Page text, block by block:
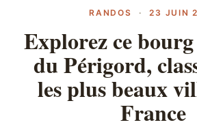
RANDOS · 23 JUIN
Explorez ce
du Périgord,
les plus beaux
France